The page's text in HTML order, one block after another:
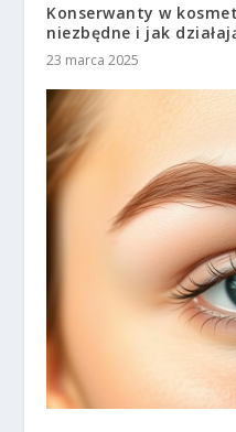
Konserwanty w
niezbędne i jak
23 marca 2025